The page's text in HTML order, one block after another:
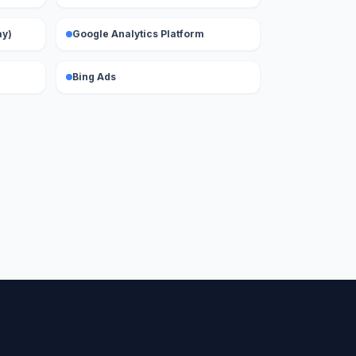
Google Analytics Platform
Bing Ads